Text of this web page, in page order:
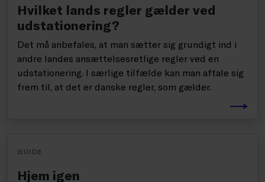
Hvilket lands regler gælder ved
udstationering?
Det må anbefales, at man sætter sig grundigt ind i
andre landes ansættelsesretlige regler ved en
udstationering. I særlige tilfælde kan man aftale sig
frem til, at det er danske regler, som gælder.
GUIDE
Hjem igen